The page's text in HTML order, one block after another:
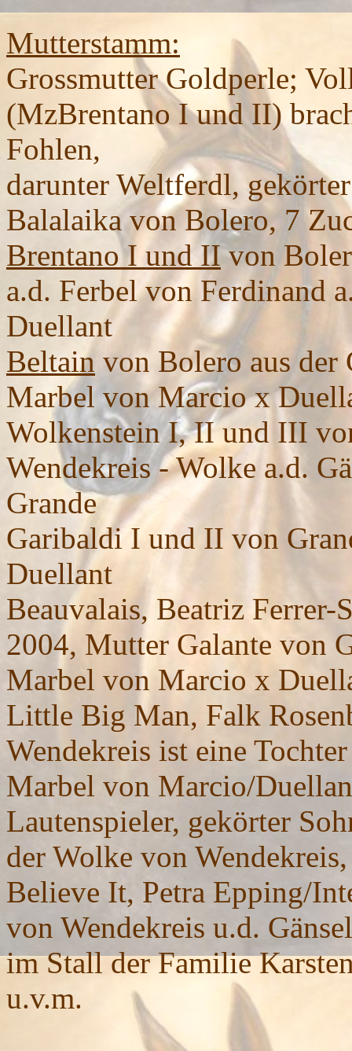
Mutterstamm:
Grossmutter Goldperle;
(MzBrentano I und II)
Fohlen,
darunter Weltferdl,
Balalaika von Bolero, 7
Brentano I und IIvon
a.d. Ferbel von Ferdinand
Duellant
Beltain von Bolero aus der
Marbel von Marcio x
Wolkenstein I, II und III
Wendekreis - Wolke a.d.
Grande
Garibaldi I und II von
Duellant
Beauvalais, Beatriz
2004, Mutter Galante von
Marbel von Marcio x
Little Big Man, Falk
Wendekreis ist eine
Marbel von Marcio/
Lautenspieler, gekörter
der Wolke von
Believe It, Petra Epping/
von Wendekreis u.d.
im Stall der Familie
u.v.m.